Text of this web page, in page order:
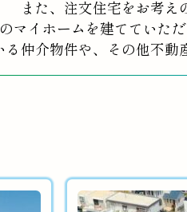
また、注文住宅をお考え
マイホームを建てていた
仲介物件や、その他不動